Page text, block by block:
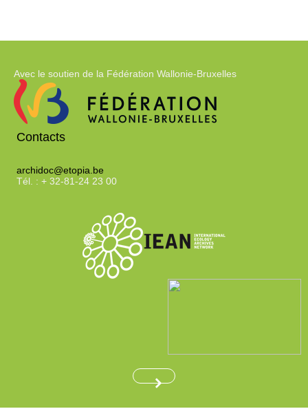
Avec le soutien de la Fédération Wallonie-Bruxelles
Contacts
archidoc@etopia.be
Tél. : + 32-81-24 23 00